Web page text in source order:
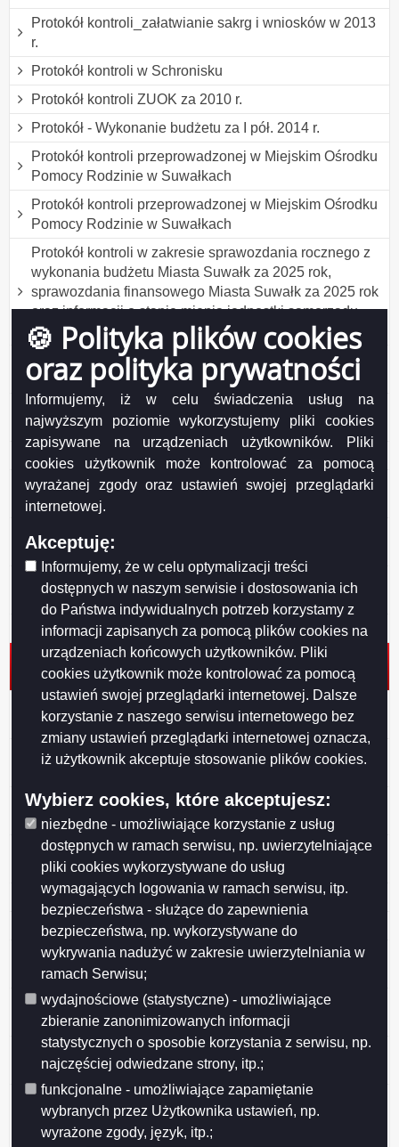
🍪 Polityka plików cookies
oraz polityka prywatności
Informujemy, iż w celu świadczenia usług na
najwyższym poziomie wykorzystujemy pliki cookies
zapisywane na urządzeniach użytkowników. Pliki
cookies użytkownik może kontrolować za pomocą
wyrażanej zgody oraz ustawień swojej przeglądarki
internetowej.
Akceptuję:
Informujemy, że w celu optymalizacji treści
dostępnych w naszym serwisie i dostosowania ich
do Państwa indywidualnych potrzeb korzystamy z
informacji zapisanych za pomocą plików cookies na
urządzeniach końcowych użytkowników. Pliki
cookies użytkownik może kontrolować za pomocą
ustawień swojej przeglądarki internetowej. Dalsze
korzystanie z naszego serwisu internetowego bez
zmiany ustawień przeglądarki internetowej oznacza,
iż użytkownik akceptuje stosowanie plików cookies.
Wybierz cookies, które akceptujesz:
niezbędne - umożliwiające korzystanie z usług
dostępnych w ramach serwisu, np. uwierzytelniające
pliki cookies wykorzystywane do usług
wymagających logowania w ramach serwisu, itp.
bezpieczeństwa - służące do zapewnienia
bezpieczeństwa, np. wykorzystywane do
wykrywania nadużyć w zakresie uwierzytelniania w
ramach Serwisu;
wydajnościowe (statystyczne) - umożliwiające
zbieranie zanonimizowanych informacji
statystycznych o sposobie korzystania z serwisu, np.
najczęściej odwiedzane strony, itp.;
funkcjonalne - umożliwiające zapamiętanie
wybranych przez Użytkownika ustawień, np.
wyrażone zgody, język, itp.;
Protokół kontroli_załatwianie sakrg i wniosków w 2013
r.
Protokół kontroli w Schronisku
Protokół kontroli ZUOK za 2010 r.
Protokół - Wykonanie budżetu za I pół. 2014 r.
Protokół kontroli przeprowadzonej w Miejskim Ośrodku
Pomocy Rodzinie w Suwałkach
Protokół kontroli przeprowadzonej w Miejskim Ośrodku
Pomocy Rodzinie w Suwałkach
Protokół kontroli w zakresie sprawozdania rocznego z
wykonania budżetu Miasta Suwałk za 2025 rok,
sprawozdania finansowego Miasta Suwałk za 2025 rok
oraz informacji o stanie mienia jednostki samorządu
terytorialnego
Protokół kontroli w Szkole Podstawowej nr 11 w
Suwałkach.
Protokół kontroli w Szkole Podstawowej nr 5 w
Suwałkach.
Protokół kontroli w Przedszkolu nr 2 w Suwałkach.
Protokół kontroli w zakresie sprawozdania rocznego z
wykonania budzetu Miasta Suwałki za 2024 rok.
Protokół kontroli w Miejskim Ośrodku Pomocy Rodzinie
w Suwałkach
Protokół kontroli Szkoły Podstawowej nr 4 w
Suwałkach
Protokół kontroli Przedszkola nr 10 w Suwałkach.
Protokół kontroli w zakresie sprawozdania rocznego z
wykonania budzetu Miasta Suwałki za 2023 rok
Protokół z kontroli w Placówce Opiekuńczo-
Wychowawczej w Suwałkach
Protokół z kontroli w Zespole Szkół Technicznych w
Protokół z kontroli Przedszkola nr 1 w Suwałkach w
zakresie realizacji zadań statutowych
Protokół kontroli w zakresie sprawozdania rocznego z
wykonania budżetu Miasta Suwałk za 2022 rok.
Protokoły kontroli Komisji Rewizyjnej
Protokół z kontroli Suwalskiego Ośrodka Kultury
Protokół z kontroli Przedszkola nr 8 w Suwałkach w
zakresie realizacji zadań statutowych.
Protokół z kontroli w Domu Pomocy Społecznej
"Kalina" w Suwałkach
Protokół kontroli z wykonania budżetu Miasta Suwałk
za 2021 rok.
Protokół z dnia 7 marca 2022 r. z kontroli Centrum
Usług Wspólnych w zakresie realizacji zadań
statutowych.